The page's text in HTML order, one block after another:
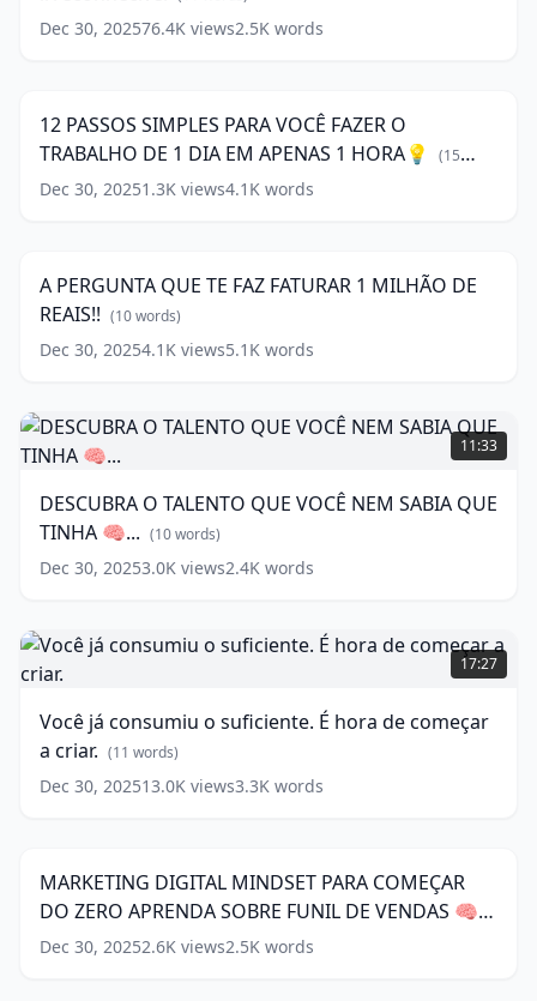
sua
conta
irreconhecível (11
Dec 30, 202576.4K views2.5K words
12
VOCÊ
FAZER
O
TRABALHO
DIA
EM
APENAS
1
(15
words)
12 PASSOS SIMPLES PARA VOCÊ FAZER O
TRABALHO DE 1 DIA EM APENAS 1 HORA💡
(15
words)
Dec 30, 20251.3K views4.1K words
A
FAZ
FATURAR
1
MILHÃO
REAIS!!
(10
words)
A PERGUNTA QUE TE FAZ FATURAR 1 MILHÃO DE
REAIS!! (10words)
Dec 30, 20254.1K views5.1K words
DESCUBRA
O
TALENTO
VOCÊ
NEM
SABIA
QUE
🧠...
( 10
words)
11:33
DESCUBRA O TALENTO QUE VOCÊ NEM SABIA QUE
TINHA 🧠... (10words)
Dec 30, 20253.0K views2.4K words
Você
já
consumiu
suficiente.
É
hora
de
criar.
words)
17:27
Você já consumiu o suficiente. É hora de começar
a criar. (11 words)
Dec 30, 202513.0K views3.3K words
MARKETING
COMEÇAR
DO
ZERO
APRENDA
MARKETING DIGITAL MINDSET PARA COMEÇAR
DO ZERO APRENDA SOBRE FUNIL DE VENDAS 🧠
(13 words)
Dec 30, 20252.6K views2.5K words
POR